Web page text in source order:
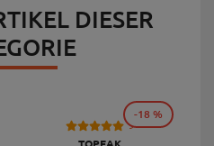
DIESER
9
-18 %